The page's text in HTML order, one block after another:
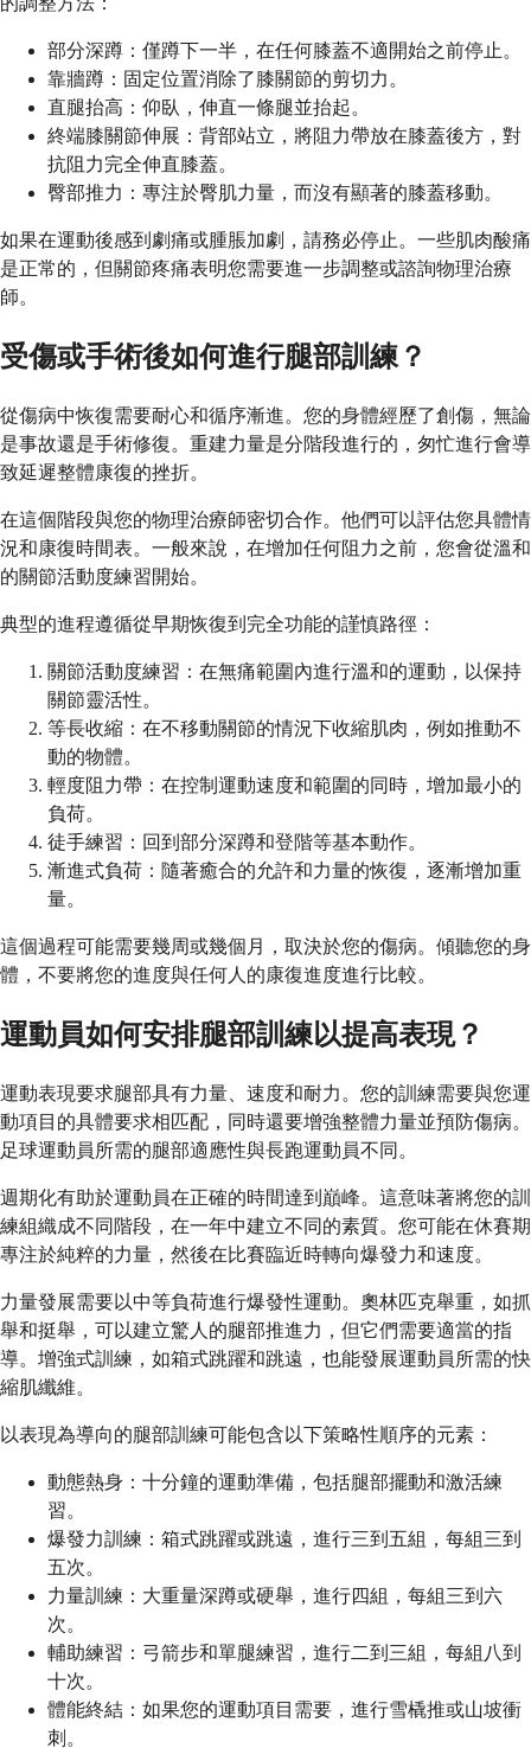
部分深蹲：僅蹲下一半，在任何膝蓋不適開始之前停止。
靠牆蹲：固定位置消除了膝關節的剪切力。
直腿抬高：仰臥，伸直一條腿並抬起。
終端膝關節伸展：背部站立，將阻力帶放在膝蓋後方，對
抗阻力完全伸直膝蓋。
臀部推力：專注於臀肌力量，而沒有顯著的膝蓋移動。
如果在運動後感到劇痛或腫脹加劇，請務必停止。一些肌肉酸痛
是正常的，但關節疼痛表明您需要進一步調整或諮詢物理治療
師。
受傷或手術後如何進行腿部訓練？
從傷病中恢復需要耐心和循序漸進。您的身體經歷了創傷，無論
是事故還是手術修復。重建力量是分階段進行的，匆忙進行會導
致延遲整體康復的挫折。
在這個階段與您的物理治療師密切合作。他們可以評估您具體情
況和康復時間表。一般來說，在增加任何阻力之前，您會從溫和
的關節活動度練習開始。
典型的進程遵循從早期恢復到完全功能的謹慎路徑：
關節活動度練習：在無痛範圍內進行溫和的運動，以保持
關節靈活性。
等長收縮：在不移動關節的情況下收縮肌肉，例如推動不
動的物體。
輕度阻力帶：在控制運動速度和範圍的同時，增加最小的
負荷。
徒手練習：回到部分深蹲和登階等基本動作。
漸進式負荷：隨著癒合的允許和力量的恢復，逐漸增加重
量。
這個過程可能需要幾周或幾個月，取決於您的傷病。傾聽您的身
體，不要將您的進度與任何人的康復進度進行比較。
運動員如何安排腿部訓練以提高表現？
運動表現要求腿部具有力量、速度和耐力。您的訓練需要與您運
動項目的具體要求相匹配，同時還要增強整體力量並預防傷病。
足球運動員所需的腿部適應性與長跑運動員不同。
週期化有助於運動員在正確的時間達到巔峰。這意味著將您的訓
練組織成不同階段，在一年中建立不同的素質。您可能在休賽期
專注於純粹的力量，然後在比賽臨近時轉向爆發力和速度。
力量發展需要以中等負荷進行爆發性運動。奧林匹克舉重，如抓
舉和挺舉，可以建立驚人的腿部推進力，但它們需要適當的指
導。增強式訓練，如箱式跳躍和跳遠，也能發展運動員所需的快
縮肌纖維。
以表現為導向的腿部訓練可能包含以下策略性順序的元素：
動態熱身：十分鐘的運動準備，包括腿部擺動和激活練
習。
爆發力訓練：箱式跳躍或跳遠，進行三到五組，每組三到
五次。
力量訓練：大重量深蹲或硬舉，進行四組，每組三到六
次。
輔助練習：弓箭步和單腿練習，進行二到三組，每組八到
十次。
體能終結：如果您的運動項目需要，進行雪橇推或山坡衝
刺。